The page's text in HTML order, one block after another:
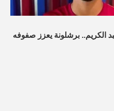
الكريم.. برشلونة يعزز صفوفه